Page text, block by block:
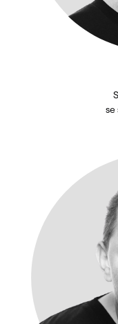
se